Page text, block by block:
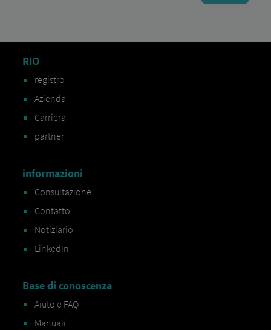
RIO
registro
Azienda
Carriera
partner
informazioni
Consultazione
Contatto
Notiziario
LinkedIn
Base di conoscenza
Aiuto e FAQ
Manuali